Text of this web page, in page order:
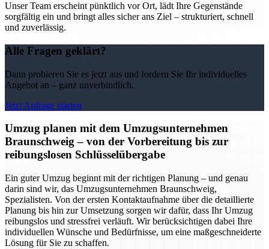
Unser Team erscheint pünktlich vor Ort, lädt Ihre Gegenstände
sorgfältig ein und bringt alles sicher ans Ziel – strukturiert, schnell
und zuverlässig.
Alle Fragen geklärt?
Dann probieren Sie es jetzt aus und fordern Sie Ihr individuelles
Angebot an – ganz unverbindlich.
Jetzt Anfrage starten
Umzug planen mit dem Umzugsunternehmen
Braunschweig – von der Vorbereitung bis zur
reibungslosen Schlüsselübergabe
Ein guter Umzug beginnt mit der richtigen Planung – und genau
darin sind wir, das Umzugsunternehmen Braunschweig,
Spezialisten. Von der ersten Kontaktaufnahme über die detaillierte
Planung bis hin zur Umsetzung sorgen wir dafür, dass Ihr Umzug
reibungslos und stressfrei verläuft. Wir berücksichtigen dabei Ihre
individuellen Wünsche und Bedürfnisse, um eine maßgeschneiderte
Lösung für Sie zu schaffen.